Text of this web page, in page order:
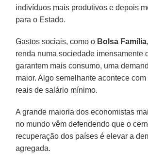
indivíduos mais produtivos e depois
para o Estado.
Gastos sociais, como o Bolsa Família
renda numa sociedade imensamente
garantem mais consumo, uma
maior. Algo semelhante acontece
reais de salário mínimo.
A grande maioria dos economistas
no mundo vêm defendendo que o
recuperação dos países é elevar a
agregada.